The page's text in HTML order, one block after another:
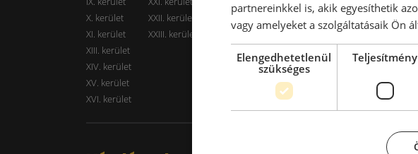
X. kerület
XI. kerület
XIII. kerület
XIV. kerület
XV. kerület
XVI. kerület
XXII. kerület
XXIII. kerület
partnereinkkel is, akik egyesíthetik
vagy amelyeket a szolgáltatásaik Ön
Elengedhetetlenül
szükséges
Teljesítmény